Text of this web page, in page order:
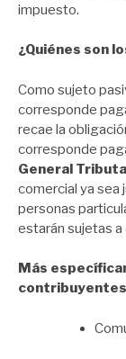
impuesto.
¿Quiénes son
Como sujeto
corresponde
recae la
corresponde
General
comercial ya sea
personas
estarán sujetas
Más